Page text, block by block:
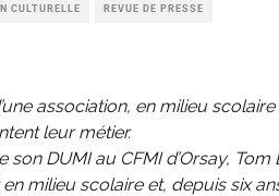
CULTURELLE REVUE DE PRESSE
association, en milieu
leur métier.
son DUMI au CFMI d’Orsay,
milieu scolaire et, depuis six